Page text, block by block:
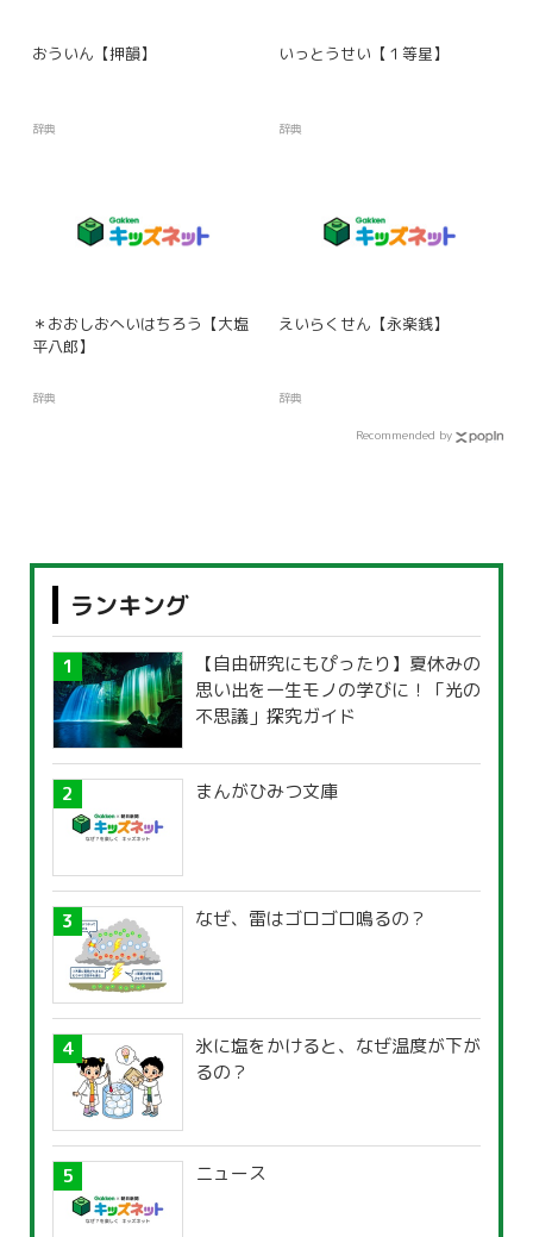
おういん【押韻】
辞典
いっとうせい【１等星】
辞典
＊おおしおへいはちろう【大塩
平八郎】
辞典
えいらくせん【永楽銭】
辞典
Recommended by
ランキング
【自由研究にもぴったり】夏休みの
思い出を一生モノの学びに！「光の
不思議」探究ガイド
まんがひみつ文庫
なぜ、雷はゴロゴロ鳴るの？
氷に塩をかけると、なぜ温度が下が
るの？
ニュース